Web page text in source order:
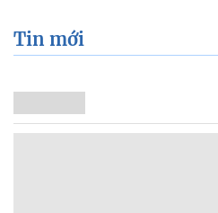
Tin mới